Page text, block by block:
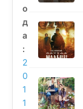
о
д
а
:
2
0
1
1